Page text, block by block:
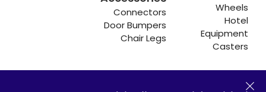
Wheels
Hotel
Equipment
Casters
Connectors
Door Bumpers
Chair Legs